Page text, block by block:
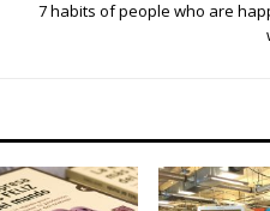
7 habits of people who are